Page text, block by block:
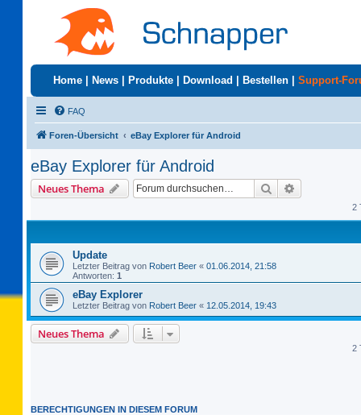
Home News Produkte Download Bestellen Support-
FAQ
Foren-Übersicht eBay Explorer für Android
eBay Explorer für Android
Neues Thema Suche
2
Update
Letzter Beitrag von Robert Beer « 01.06.2014, 21:58
Antworten: 1
eBay Explorer
Letzter Beitrag von Robert Beer « 12.05.2014, 19:43
Neues Thema
2
BERECHTIGUNGEN IN DIESEM FORUM